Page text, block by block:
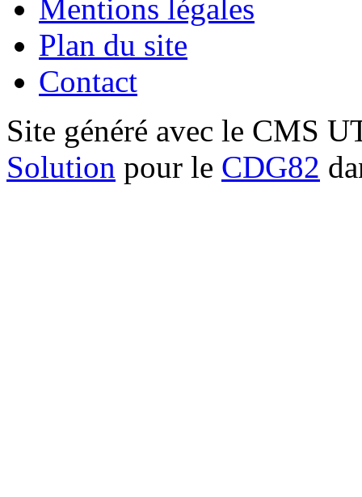
Mentions légales
Plan du site
Contact
Site généré avec le CMS
Solution pour le CDG82